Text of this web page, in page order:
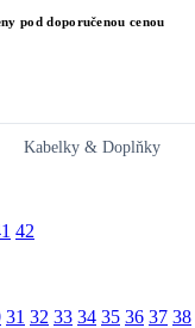
pod doporučenou cenou
Kabelky & Doplňky
42
31 32 33 34 35 36 37 38